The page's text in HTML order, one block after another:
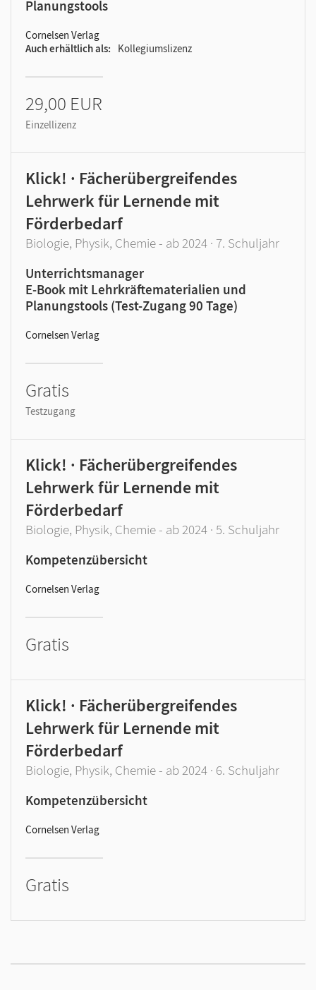
Planungstools
Cornelsen Verlag
Auch erhältlich als
Kollegiumslizenz
29,00 EUR
Einzellizenz
Klick! · Fächerübergreifendes
Lehrwerk für Lernende mit
Förderbedarf
Biologie, Physik, Chemie - ab 2024 · 7. Schuljahr
Unterrichtsmanager
E-Book mit Lehrkräftematerialien und
Planungstools (Test-Zugang 90 Tage)
Cornelsen Verlag
Gratis
Testzugang
Klick! · Fächerübergreifendes
Lehrwerk für Lernende mit
Förderbedarf
Biologie, Physik, Chemie - ab 2024 · 5. Schuljahr
Kompetenzübersicht
Cornelsen Verlag
Gratis
Klick! · Fächerübergreifendes
Lehrwerk für Lernende mit
Förderbedarf
Biologie, Physik, Chemie - ab 2024 · 6. Schuljahr
Kompetenzübersicht
Cornelsen Verlag
Gratis